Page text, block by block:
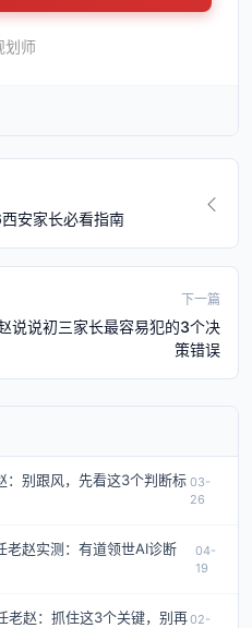
划师
安家长必看指南
下一篇
说说初三家长最容易犯的3个决
策错误
：别跟风，先看这3个判断标 03-
26
老赵实测：有道领世AI诊断
04-
19
老赵：抓住这3个关键，别再02-